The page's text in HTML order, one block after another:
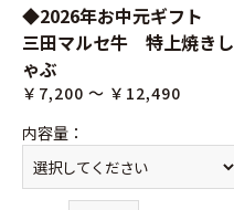
◆2026年お中元ギフト
三田マルセ牛 特上焼きし
ゃぶ
￥7,200 ～ ￥12,490
内容量 ：